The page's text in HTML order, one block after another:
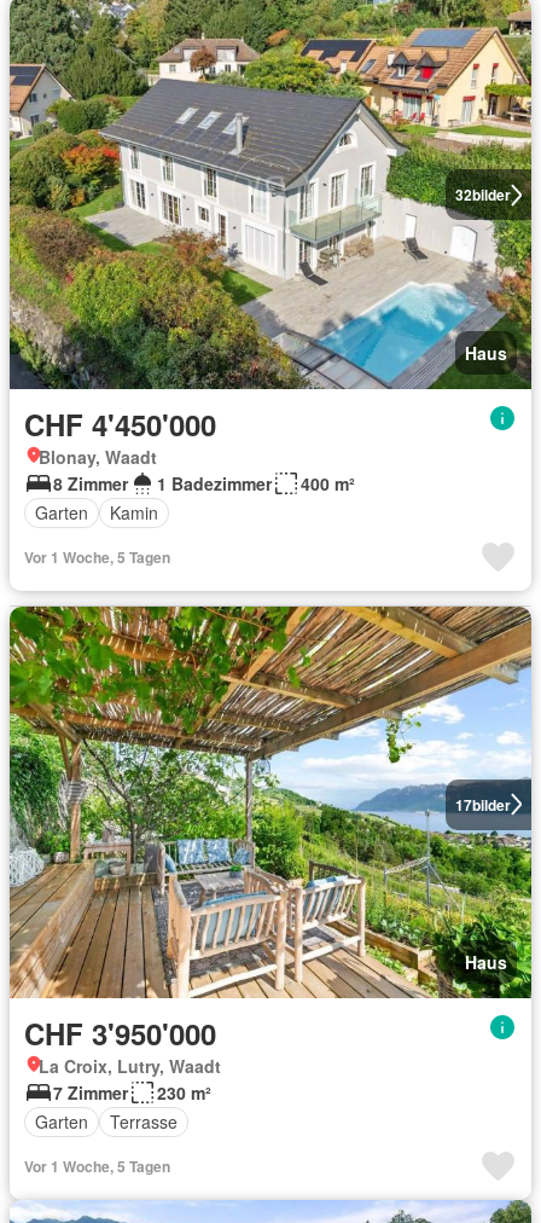
32bilder
Haus
CHF 4'450'000
Blonay, Waadt
8 Zimmer
1 Badezimmer
400 m²
Garten
Kamin
Vor 1 Woche, 5 Tagen
17bilder
Haus
CHF 3'950'000
La Croix, Lutry, Waadt
7 Zimmer
230 m²
Garten
Terrasse
Vor 1 Woche, 5 Tagen